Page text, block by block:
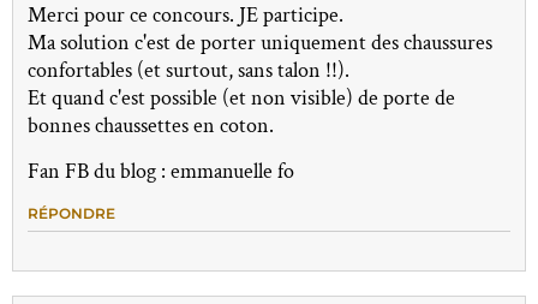
Merci pour ce concours. JE participe.
Ma solution c'est de porter uniquement des chaussures
confortables (et surtout, sans talon !!).
Et quand c'est possible (et non visible) de porte de
bonnes chaussettes en coton.
Fan FB du blog : emmanuelle fo
RÉPONDRE